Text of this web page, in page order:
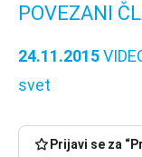
POVEZANI
24.11.2015
svet
Prijavi se za